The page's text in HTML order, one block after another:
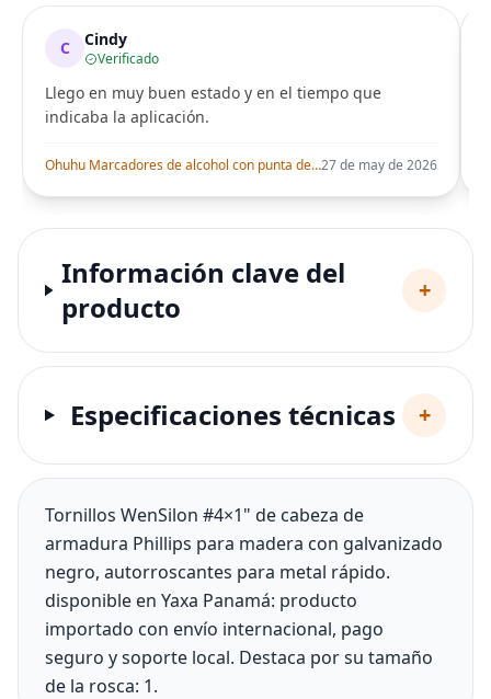
C Cindy
Verificado
Llego en muy buen estado y en el tiempo que
indicaba la aplicación.
Ohuhu Marcadores de alcohol con punta de pincel – Juego de marcadores artísticos de doble punta con certificación AP para artistas adultos27 de may de 2026
Información clave del
producto
+
Especificaciones técnicas +
Tornillos WenSilon #4×1" de cabeza de
armadura Phillips para madera con galvanizado
negro, autorroscantes para metal rápido.
disponible en Yaxa Panamá: producto
importado con envío internacional, pago
seguro y soporte local. Destaca por su tamaño
de la rosca: 1.